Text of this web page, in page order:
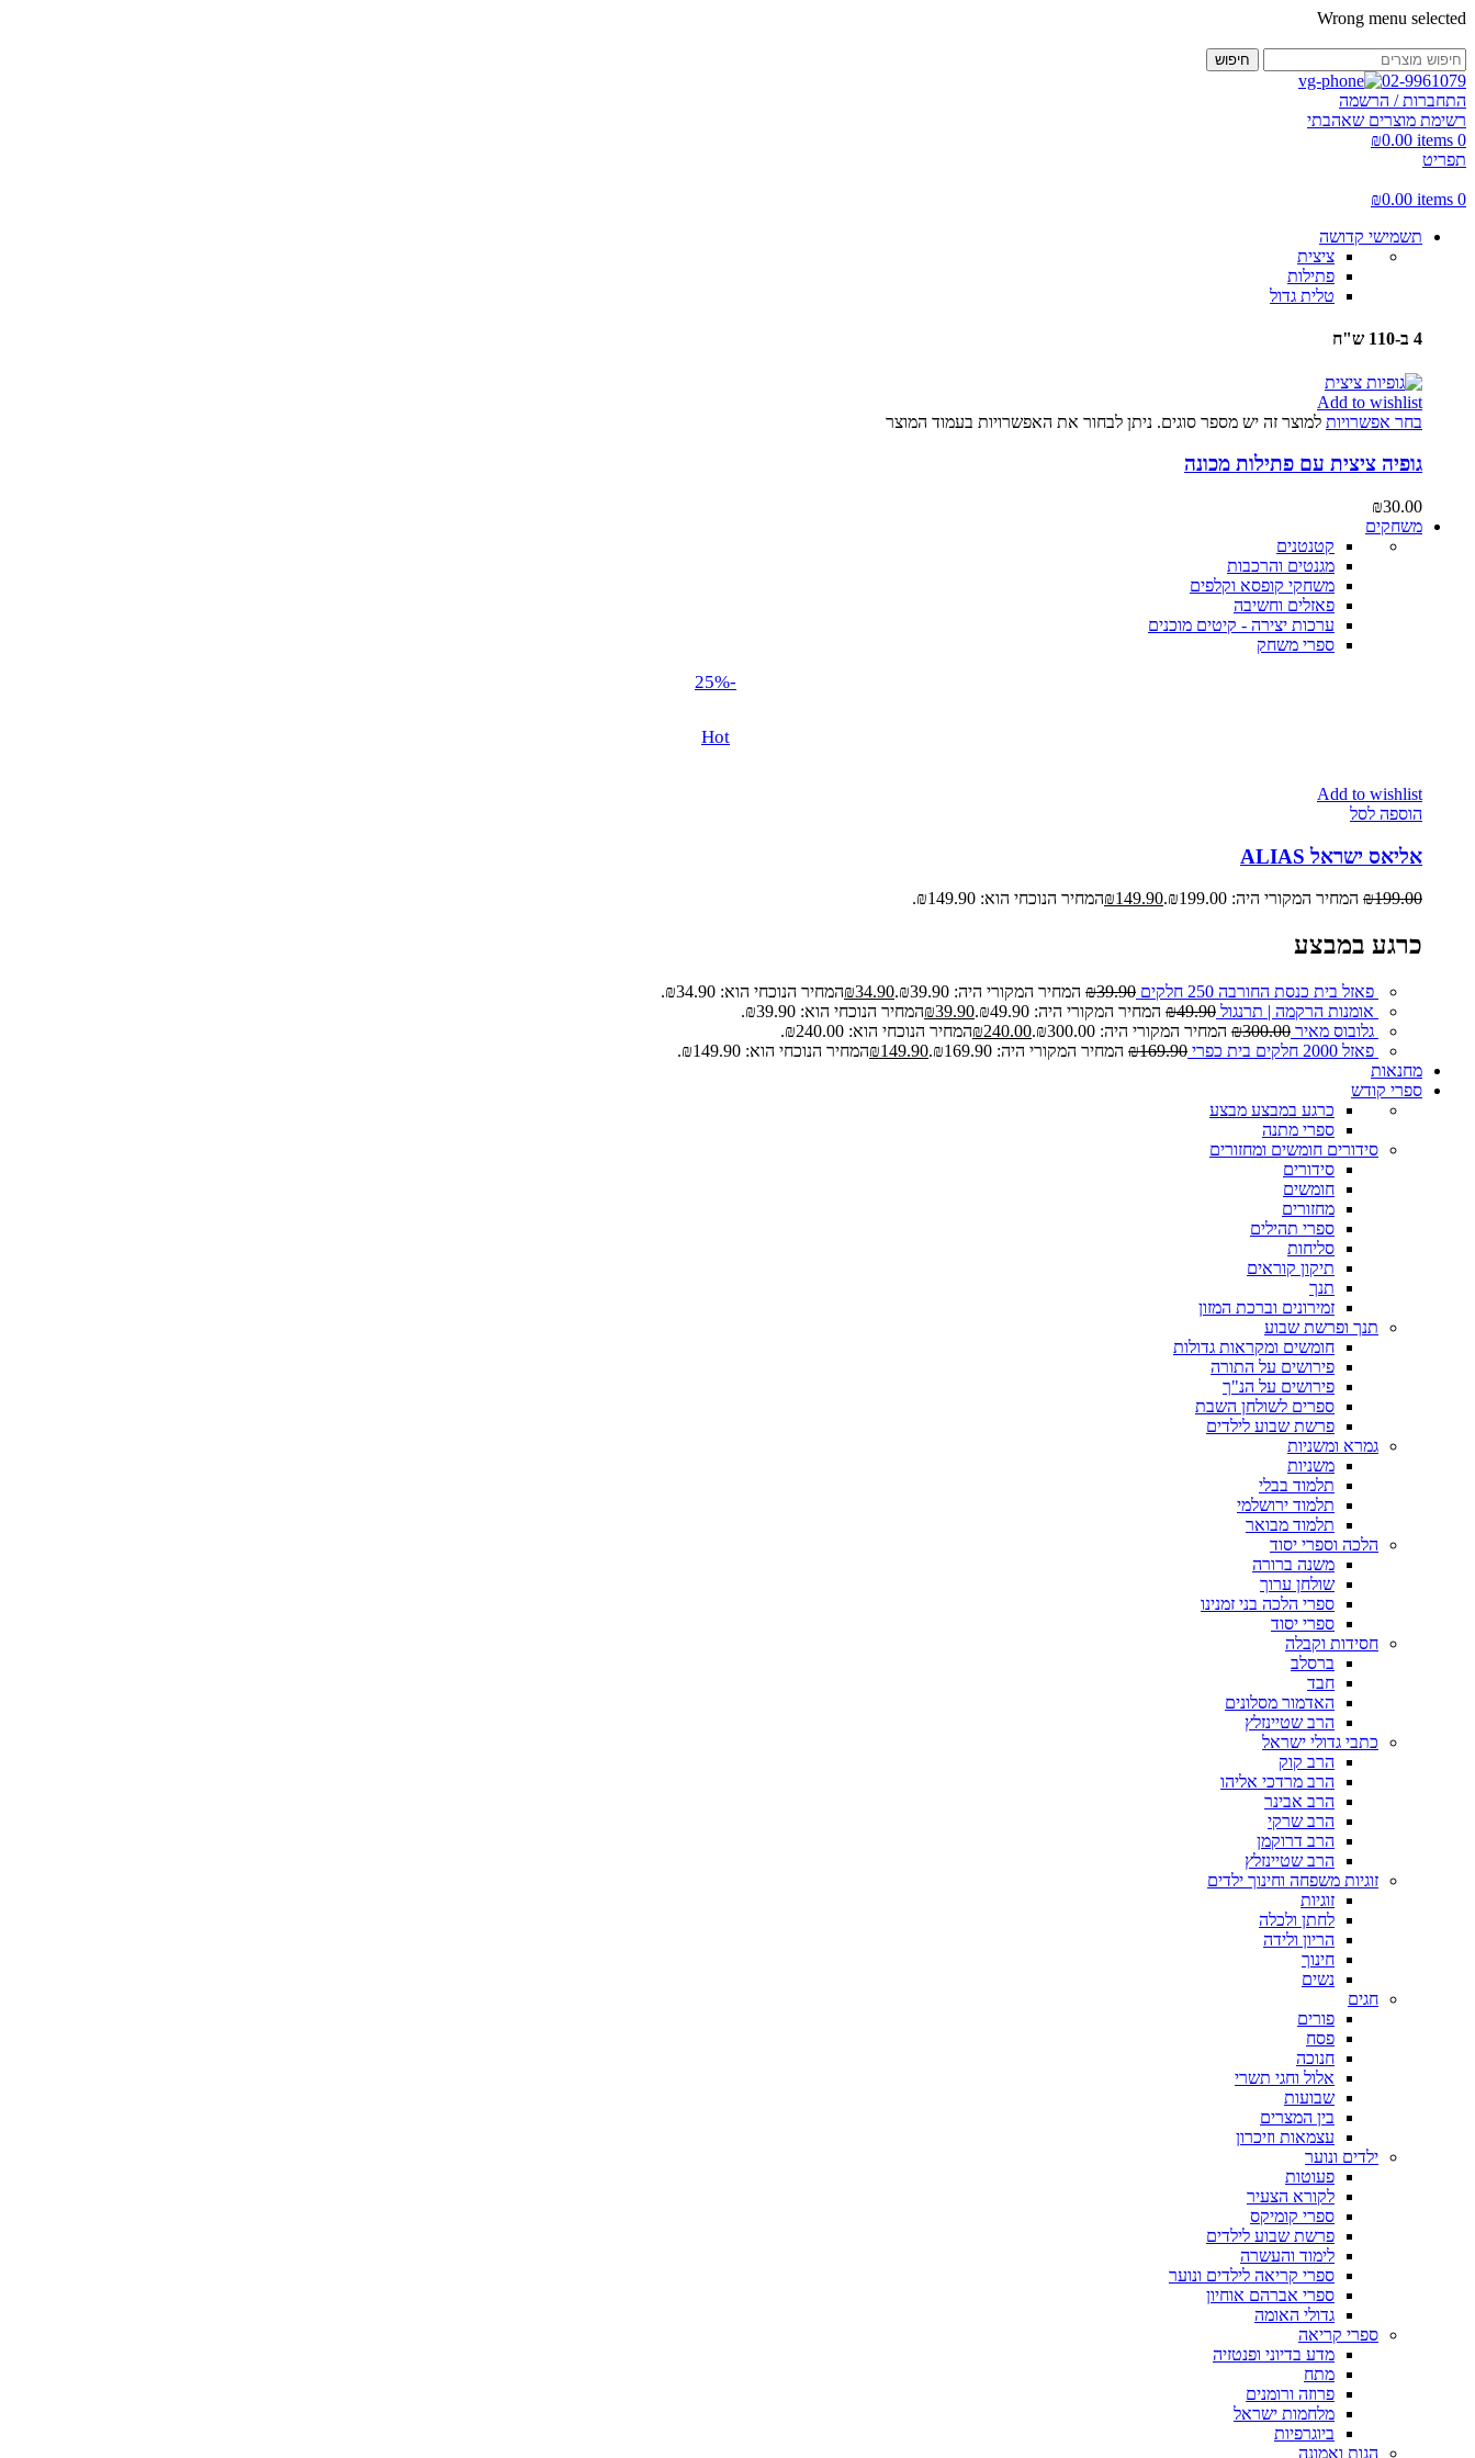
Wrong menu selected
חיפוש
02-9961079
התחברות / הרשמה
רשימת מוצרים שאהבתי
0
items
₪0.00
תפריט
0
items
₪0.00
תשמישי קדושה
ציצית
פתילות
טלית גדול
4 ב-110 ש"ח
Add to wishlist
בחר אפשרויות למוצר זה יש מספר סוגים. ניתן לבחור את האפשרויות בעמוד המוצר
גופיה ציצית עם פתילות מכונה
₪30.00
משחקים
קטנטנים
מגנטים והרכבות
משחקי קופסא וקלפים
פאזלים וחשיבה
ערכות יצירה - קיטים מוכנים
ספרי משחק
-25%
Hot
Add to wishlist
הוספה לסל
אליאס ישראל ALIAS
₪199.00 המחיר המקורי היה: ₪199.00. ₪149.90 המחיר הנוכחי הוא: ₪149.90.
כרגע במבצע
פאזל בית כנסת החורבה 250 חלקים ₪39.90 המחיר המקורי היה: ₪39.90. ₪34.90
המחיר הנוכחי הוא: ₪34.90.
אומנות הרקמה | תרנגול
₪49.90 המחיר המקורי היה: ₪49.90. ₪39.90
המחיר הנוכחי הוא: ₪39.90.
גלובוס מאיר
₪300.00 המחיר המקורי היה: ₪300.00. ₪240.00
המחיר הנוכחי הוא: ₪240.00.
פאזל 2000 חלקים בית כפרי
₪169.90 המחיר המקורי היה: ₪169.90. ₪149.90
המחיר הנוכחי הוא: ₪149.90.
מחנאות
ספרי קודש
כרגע במבצע מבצע
ספרי מתנה
סידורים חומשים ומחזורים
סידורים
חומשים
מחזורים
ספרי תהילים
סליחות
תיקון קוראים
תנך
זמירונים וברכת המזון
תנך ופרשת שבוע
חומשים ומקראות גדולות
פירושים על התורה
פירושים על הנ"ך
ספרים לשולחן השבת
פרשת שבוע לילדים
גמרא ומשניות
משניות
תלמוד בבלי
תלמוד ירושלמי
תלמוד מבואר
הלכה וספרי יסוד
משנה ברורה
שולחן ערוך
ספרי הלכה בני זמנינו
ספרי יסוד
חסידות וקבלה
ברסלב
חבד
האדמור מסלונים
הרב שטיינזלץ
כתבי גדולי ישראל
הרב קוק
הרב מרדכי אליהו
הרב אבינר
הרב שרקי
הרב דרוקמן
הרב שטיינזלץ
זוגיות משפחה וחינוך ילדים
זוגיות
לחתן ולכלה
הריון ולידה
חינוך
נשים
חגים
פורים
פסח
חנוכה
אלול וחגי תשרי
שבועות
בין המצרים
עצמאות וזיכרון
ילדים ונוער
פעוטות
לקורא הצעיר
ספרי קומיקס
פרשת שבוע לילדים
לימוד והעשרה
ספרי קריאה לילדים ונוער
ספרי אברהם אוחיון
גדולי האומה
ספרי קריאה
מדע בדיוני ופנטזיה
מתח
פרוזה ורומנים
מלחמות ישראל
ביוגרפיות
הגות ואמונה